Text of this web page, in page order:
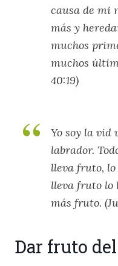
causa de mi
más y
muchos
muchos
40:19)
Yo soy la vid
labrador.
lleva fruto,
lleva fruto lo
más fruto.
Dar fruto